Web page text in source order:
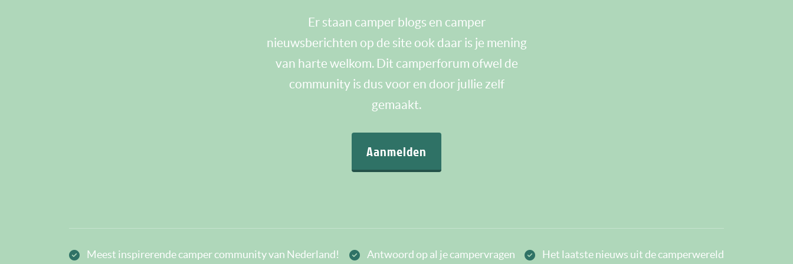
Er staan camper blogs en camper
nieuwsberichten op de site ook daar is je mening
van harte welkom. Dit camperforum ofwel de
community is dus voor en door jullie zelf
gemaakt.
Aanmelden
Meest inspirerende camper community van Nederland! Antwoord op al je campervragen Het laatste nieuws uit de camperwereld